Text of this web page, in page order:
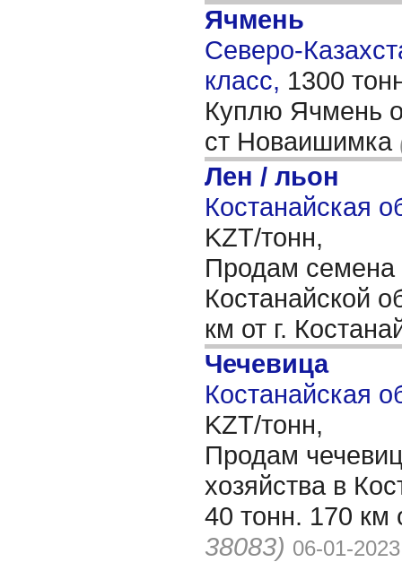
Ячмень
Северо-
класс, 1300
Куплю Ячмень
ст Новаишимка
Лен / льон
Костанайская
KZT/тонн,
Продам семена
Костанайской
км от г.
Чечевица
Костанайская
KZT/тонн,
Продам
хозяйства в
40 тонн. 170 км
38083) 06-01-2023